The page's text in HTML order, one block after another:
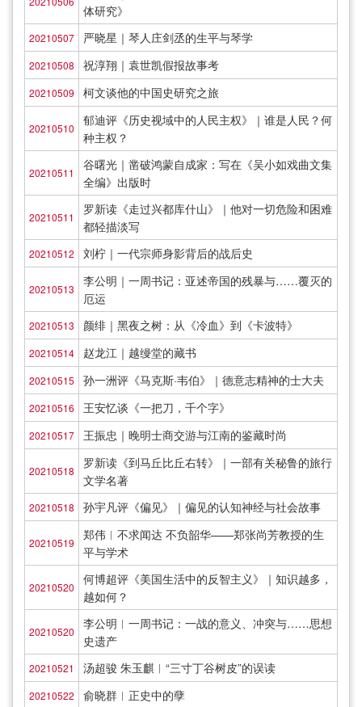
体研究》
20210507 严晓星｜琴人庄剑丞的生平与琴学
20210508 祝淳翔｜袁世凯假报故事考
20210509 柯文谈他的中国史研究之旅
20210510
郁迪评《历史视域中的人民主权》｜谁是人民？何
种主权？
20210511
谷曙光｜凿破鸿蒙自成家：写在《吴小如戏曲文集
全编》出版时
20210511
罗新读《走过兴都库什山》｜他对一切危险和困难
都轻描淡写
20210512 刘柠｜一代宗师身影背后的战后史
20210513
李公明｜一周书记：亚述帝国的残暴与……覆灭的
厄运
20210513 颜绯｜黑夜之树：从《冷血》到《卡波特》
20210514 赵龙江｜越缦堂的藏书
20210515 孙一洲评《马克斯·韦伯》｜德意志精神的士大夫
20210516 王安忆谈《一把刀，千个字》
20210517 王振忠｜晚明士商交游与江南的鉴藏时尚
20210518
罗新读《到马丘比丘右转》｜一部有关秘鲁的旅行
文学名著
20210518 孙宇凡评《偏见》｜偏见的认知神经与社会故事
20210519
郑伟︱不求闻达 不负韶华——郑张尚芳教授的生
平与学术
20210520
何博超评《美国生活中的反智主义》｜知识越多，
越如何？
20210520
李公明︱一周书记：一战的意义、冲突与……思想
史遗产
20210521 汤超骏 朱玉麒︱“三寸丁谷树皮”的误读
20210522 俞晓群︱正史中的孽